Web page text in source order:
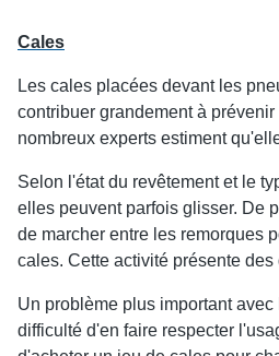
Cales
Les cales placées devant les
contribuer grandement à
nombreux experts estiment
Selon l'état du revêtement et le
elles peuvent parfois glisser. De
de marcher entre les remorques
cales. Cette activité présente des
Un problème plus important
difficulté d'en faire respecter